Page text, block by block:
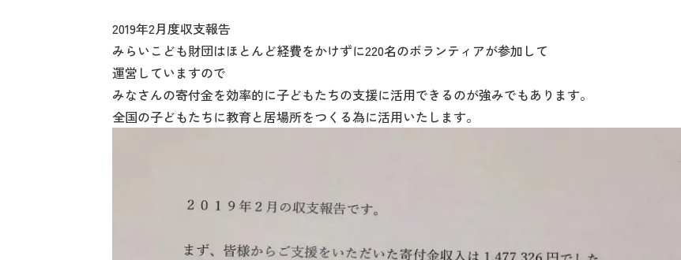
2019年2月度収支報告
みらいこども財団はほとんど経費をかけずに220名のボランティアが参加して
運営していますので
みなさんの寄付金を効率的に子どもたちの支援に活用できるのが強みでもあります。
全国の子どもたちに教育と居場所をつくる為に活用いたします。